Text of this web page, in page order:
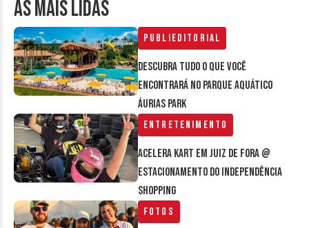
AS MAIS LIDAS
Publieditorial
Descubra tudo o que você
encontrará no parque aquático
Áurias Park
Entretenimento
Acelera Kart em Juiz de Fora @
estacionamento do Independência
Shopping
Fotos